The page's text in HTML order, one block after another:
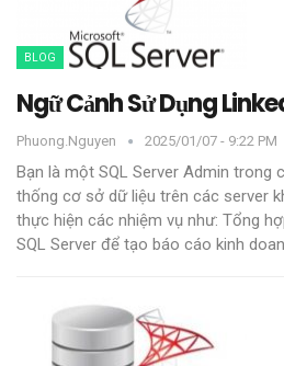
BLOG
Ngữ Cảnh Sử Dụng
Phuong.nguyen 2025/01/07 - 9:22 PM
Bạn là một SQL Server Admin trong
thống cơ sở dữ liệu trên các server
thực hiện các nhiệm vụ như: Tổng
SQL Server để tạo báo cáo kinh